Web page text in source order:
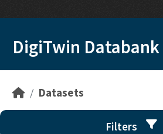
DigiTwin Databank
Datasets
Filters